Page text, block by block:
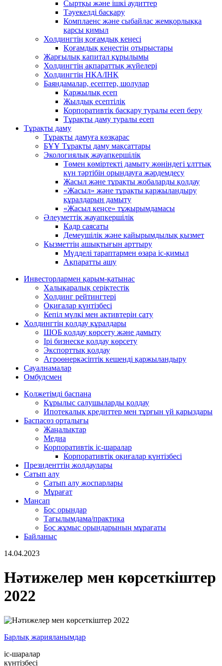
Сыртқы және ішкі аудиттер
Тәуекелді басқару
Комплаенс және сыбайлас жемқорлыққа
қарсы қимыл
Холдингтің қоғамдық кеңесі
Қоғамдық кеңестің отырыстары
Жарғылық капитал құрылымы
Холдингтің ақпараттық жүйелері
Холдингтің НҚА/ІНҚ
Баяндамалар, есептер, шолулар
Қаржылық есеп
Жылдық есептілік
Корпоративтік басқару туралы есеп беру
Тұрақты даму туралы есеп
Тұрақты даму
Тұрақты дамуға көзқарас
БҰҰ Тұрақты даму мақсаттары
Экологиялық жауапкершілік
Төмен көміртекті дамыту жөніндегі ұлттық
күн тәртібін орындауға жәрдемдесу
Жасыл және тұрақты жобаларды қолдау
«Жасыл» және тұрақты қаржыландыру
құралдарын дамыту
«Жасыл кеңсе» тұжырымдамасы
Әлеуметтік жауапкершілік
Кадр саясаты
Демеушілік және қайырымдылық қызмет
Қызметтің ашықтығын арттыру
Мүдделі тараптармен өзара іс-қимыл
Ақпаратты ашу
Инвесторлармен қарым-қатынас
Халықаралық серіктестік
Холдинг рейтингтері
Оқиғалар күнтізбесі
Кепіл мүлкі мен активтерін сату
Холдингтің қолдау құралдары
ШОБ қолдау көрсету және дамыту
Ірі бизнеске қолдау көрсету
Экспорттық қолдау
Агроөнеркәсіптік кешенді қаржыландыру
Сауалнамалар
Омбудсмен
Қолжетімді баспана
Құрылыс салушыларды қолдау
Ипотекалық кредиттер мен тұрғын үй қарыздары
Баспасөз орталығы
Жаңалықтар
Медиа
Корпоративтік іс-шаралар
Корпоративтік оқиғалар күнтізбесі
Президенттің жолдаулары
Сатып алу
Сатып алу жоспарлары
Мұрағат
Мансап
Бос орындар
Тағылымдама/практика
Бос жұмыс орындарының мұрағаты
Байланыс
14.04.2023
Нәтижелер мен көрсеткіштер
2022
Барлық жарияланымдар
іс-шаралар
күнтізбесі